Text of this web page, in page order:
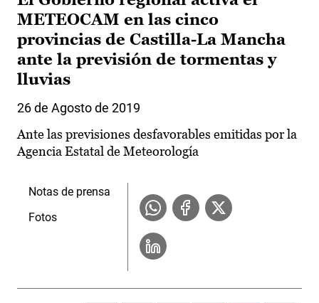
METEOCAM en las cinco
provincias de Castilla-La Mancha
ante la previsión de tormentas y
lluvias
26 de Agosto de 2019
Ante las previsiones desfavorables emitidas por la
Agencia Estatal de Meteorología
Notas de prensa
Fotos